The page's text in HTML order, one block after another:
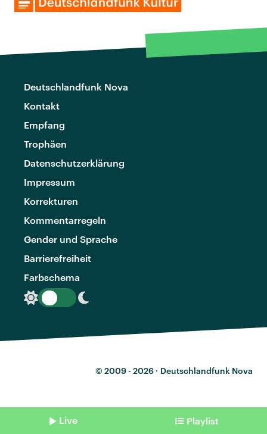
Deutschlandfunk Nova
Kontakt
Empfang
Trophäen
Datenschutzerklärung
Impressum
Korrekturen
Kommentarregeln
Gender und Sprache
Barrierefreiheit
Farbschema
© 2009 - 2026 · Deutschlandfunk Nova
Live Playlist